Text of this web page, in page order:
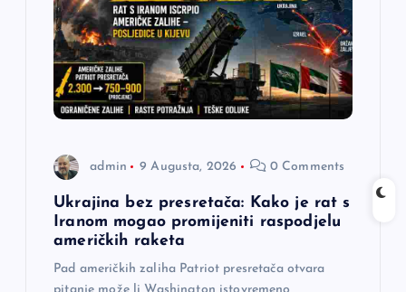
admin 9 Augusta, 2026 0 Comments
Ukrajina bez presretača: Kako je rat s
Iranom mogao promijeniti raspodjelu
američkih raketa
Pad američkih zaliha Patriot presretača otvara